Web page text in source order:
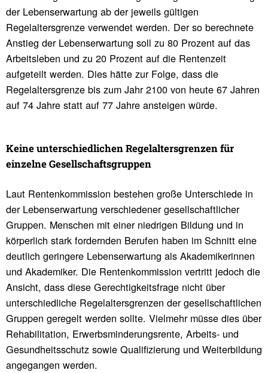
der Lebenserwartung ab der jeweils gültigen
Regelaltersgrenze verwendet werden. Der so berechnete
Anstieg der Lebenserwartung soll zu 80 Prozent auf das
Arbeitsleben und zu 20 Prozent auf die Rentenzeit
aufgeteilt werden. Dies hätte zur Folge, dass die
Regelaltersgrenze bis zum Jahr 2100 von heute 67 Jahren
auf 74 Jahre statt auf 77 Jahre ansteigen würde.
Keine unter­schied­li­chen Regel­al­ters­grenzen für
einzelne Gesell­schafts­gruppen
Laut Rentenkommission bestehen große Unterschiede in
der Lebenserwartung verschiedener gesellschaftlicher
Gruppen. Menschen mit einer niedrigen Bildung und in
körperlich stark fordernden Berufen haben im Schnitt eine
deutlich geringere Lebenserwartung als Akademikerinnen
und Akademiker. Die Rentenkommission vertritt jedoch die
Ansicht, dass diese Gerechtigkeitsfrage nicht über
unterschiedliche Regelaltersgrenzen der gesellschaftlichen
Gruppen geregelt werden sollte. Vielmehr müsse dies über
Rehabilitation, Erwerbsminderungsrente, Arbeits- und
Gesundheitsschutz sowie Qualifizierung und Weiterbildung
angegangen werden.